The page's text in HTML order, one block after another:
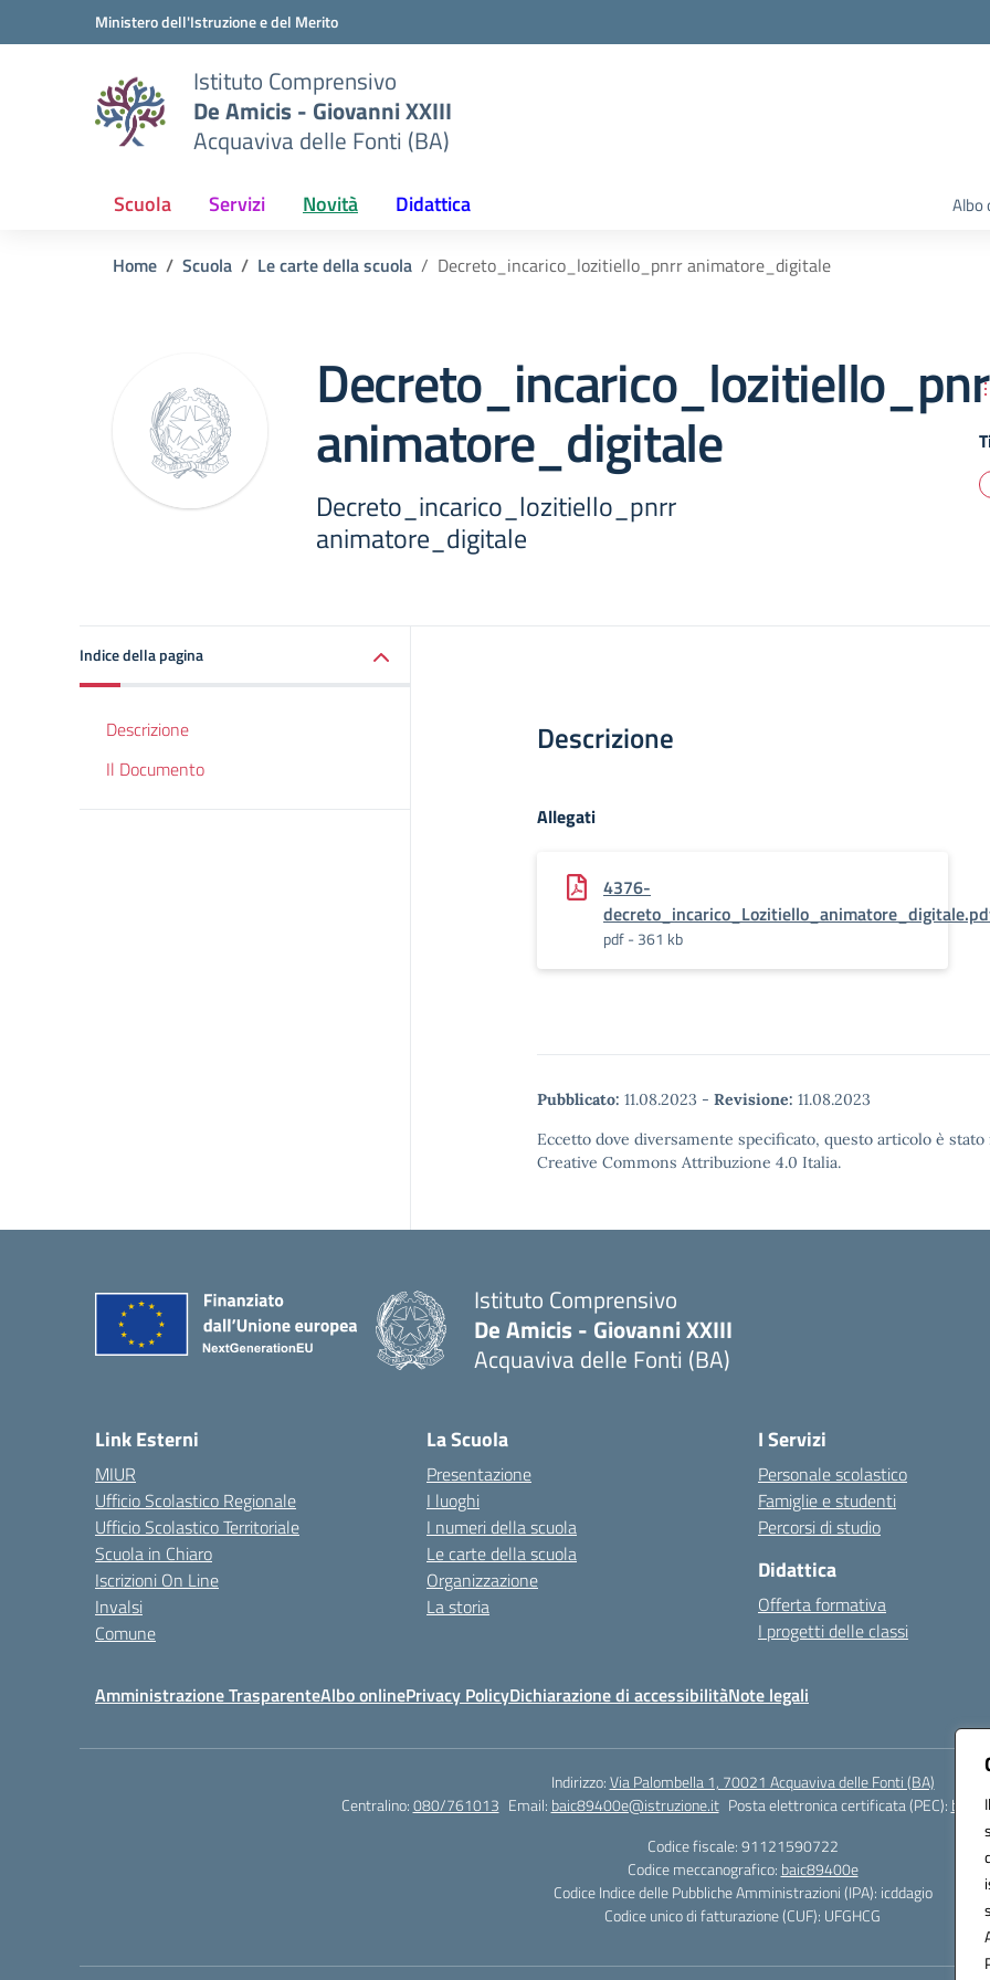
Vai ai contenuti
Vai al menu di navigazioneMinistero dell'Istruzione e del Merito
Istituto Comprensivo
De Amicis - Giovanni XXIII
Acquaviva delle Fonti (BA)
Scuola Servizi Novità Didattica Albo
Home Scuola Le carte della scuola Decreto_incarico_lozitiello_pnrr animatore_digitale
animatore_digitale
Decreto_incarico_lozitiello_pnrr
animatore_digitale
Indice della pagina
Descrizione
Il Documento
Descrizione
Allegati
4376-
pdf - 361 kb
Pubblicato: 11.08.2023 - Revisione: 11.08.2023
Eccetto dove diversamente specificato, questo articolo è
Creative Commons Attribuzione 4.0 Italia.
Istituto Comprensivo
De Amicis - Giovanni XXIII
Acquaviva delle Fonti (BA)
Link Esterni
MIUR
Ufficio Scolastico Regionale
Ufficio Scolastico Territoriale
Scuola in Chiaro
Iscrizioni On Line
Invalsi
Comune
La Scuola
Presentazione
I luoghi
I numeri della scuola
Le carte della scuola
Organizzazione
La storia
I Servizi
Personale scolastico
Famiglie e studenti
Percorsi di studio
Didattica
Offerta formativa
I progetti delle classi
Amministrazione TrasparenteAlbo onlinePrivacy PolicyDichiarazione di accessibilitàNote legali
Indirizzo:Via Palombella 1, 70021 Acquaviva delle Fonti (BA)
Centralino:080/761013 Email: baic89400e@istruzione.it Posta elettronica certificata (PEC):
Codice fiscale: 91121590722
Codice meccanografico: baic89400e
Codice Indice delle Pubbliche Amministrazioni (IPA): icddagio
Codice unico di fatturazione (CUF): UFGHCG